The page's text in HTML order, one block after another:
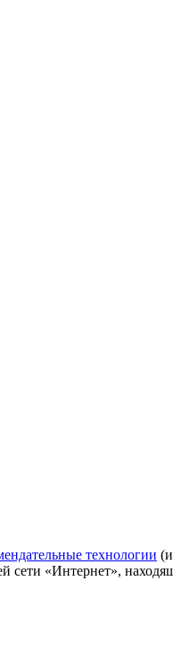
технологии
сети «Интернет»,